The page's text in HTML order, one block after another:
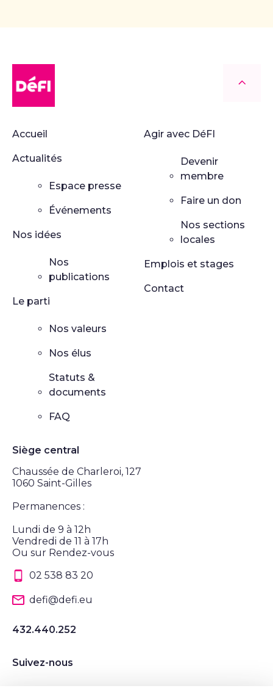
Accueil
Actualités
Espace presse
Événements
Nos idées
Nos
publications
Le parti
Nos valeurs
Nos élus
Statuts &
documents
FAQ
Agir avec DéFI
Devenir
membre
Faire un don
Nos sections
locales
Emplois et stages
Contact
Siège central
Chaussée de Charleroi, 127
1060 Saint-Gilles
Permanences :
Lundi de 9 à 12h
Vendredi de 11 à 17h
Ou sur Rendez-vous
02 538 83 20
defi@defi.eu
432.440.252
Suivez-nous